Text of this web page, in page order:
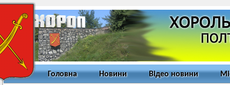
Головна Новини Відео новини